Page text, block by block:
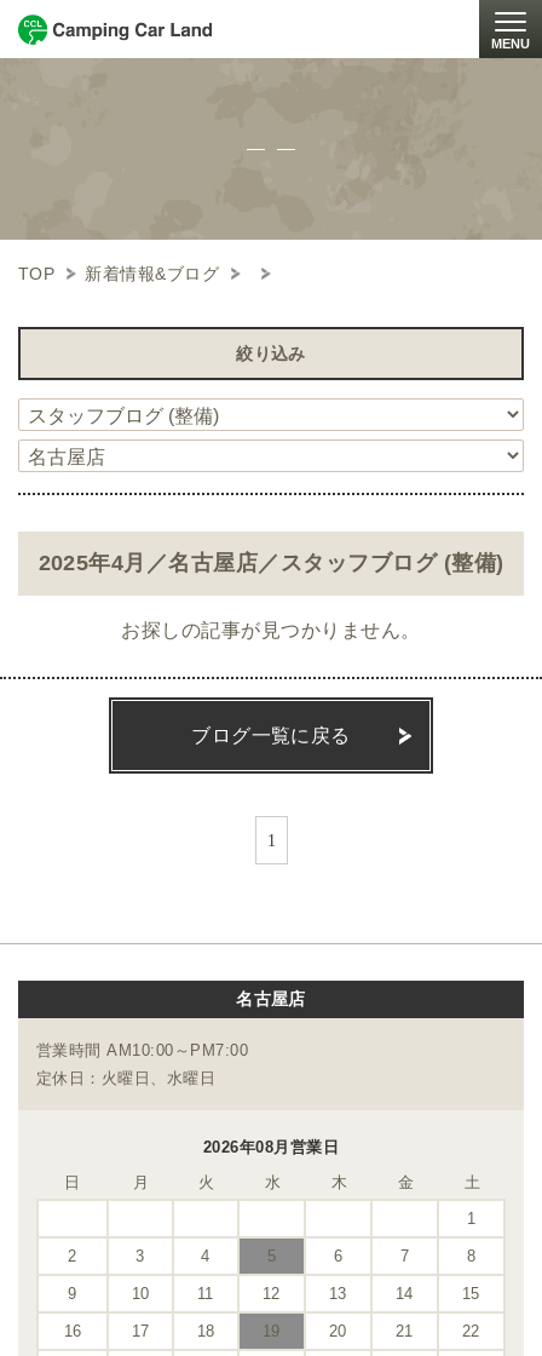
MENU
TOP 新着情報&ブログ
絞り込み
2025年4月／名古屋店／スタッフブログ (整備)
お探しの記事が見つかりません。
ブログ一覧に戻る
1
名古屋店
営業時間 AM10:00～PM7:00
定休日：火曜日、水曜日
2026年08月営業日
日
月 火 水 木 金
土
1
2 3 4 5 6 7 8
9 10 11 12 13 14 15
16 17 18 19 20 21 22